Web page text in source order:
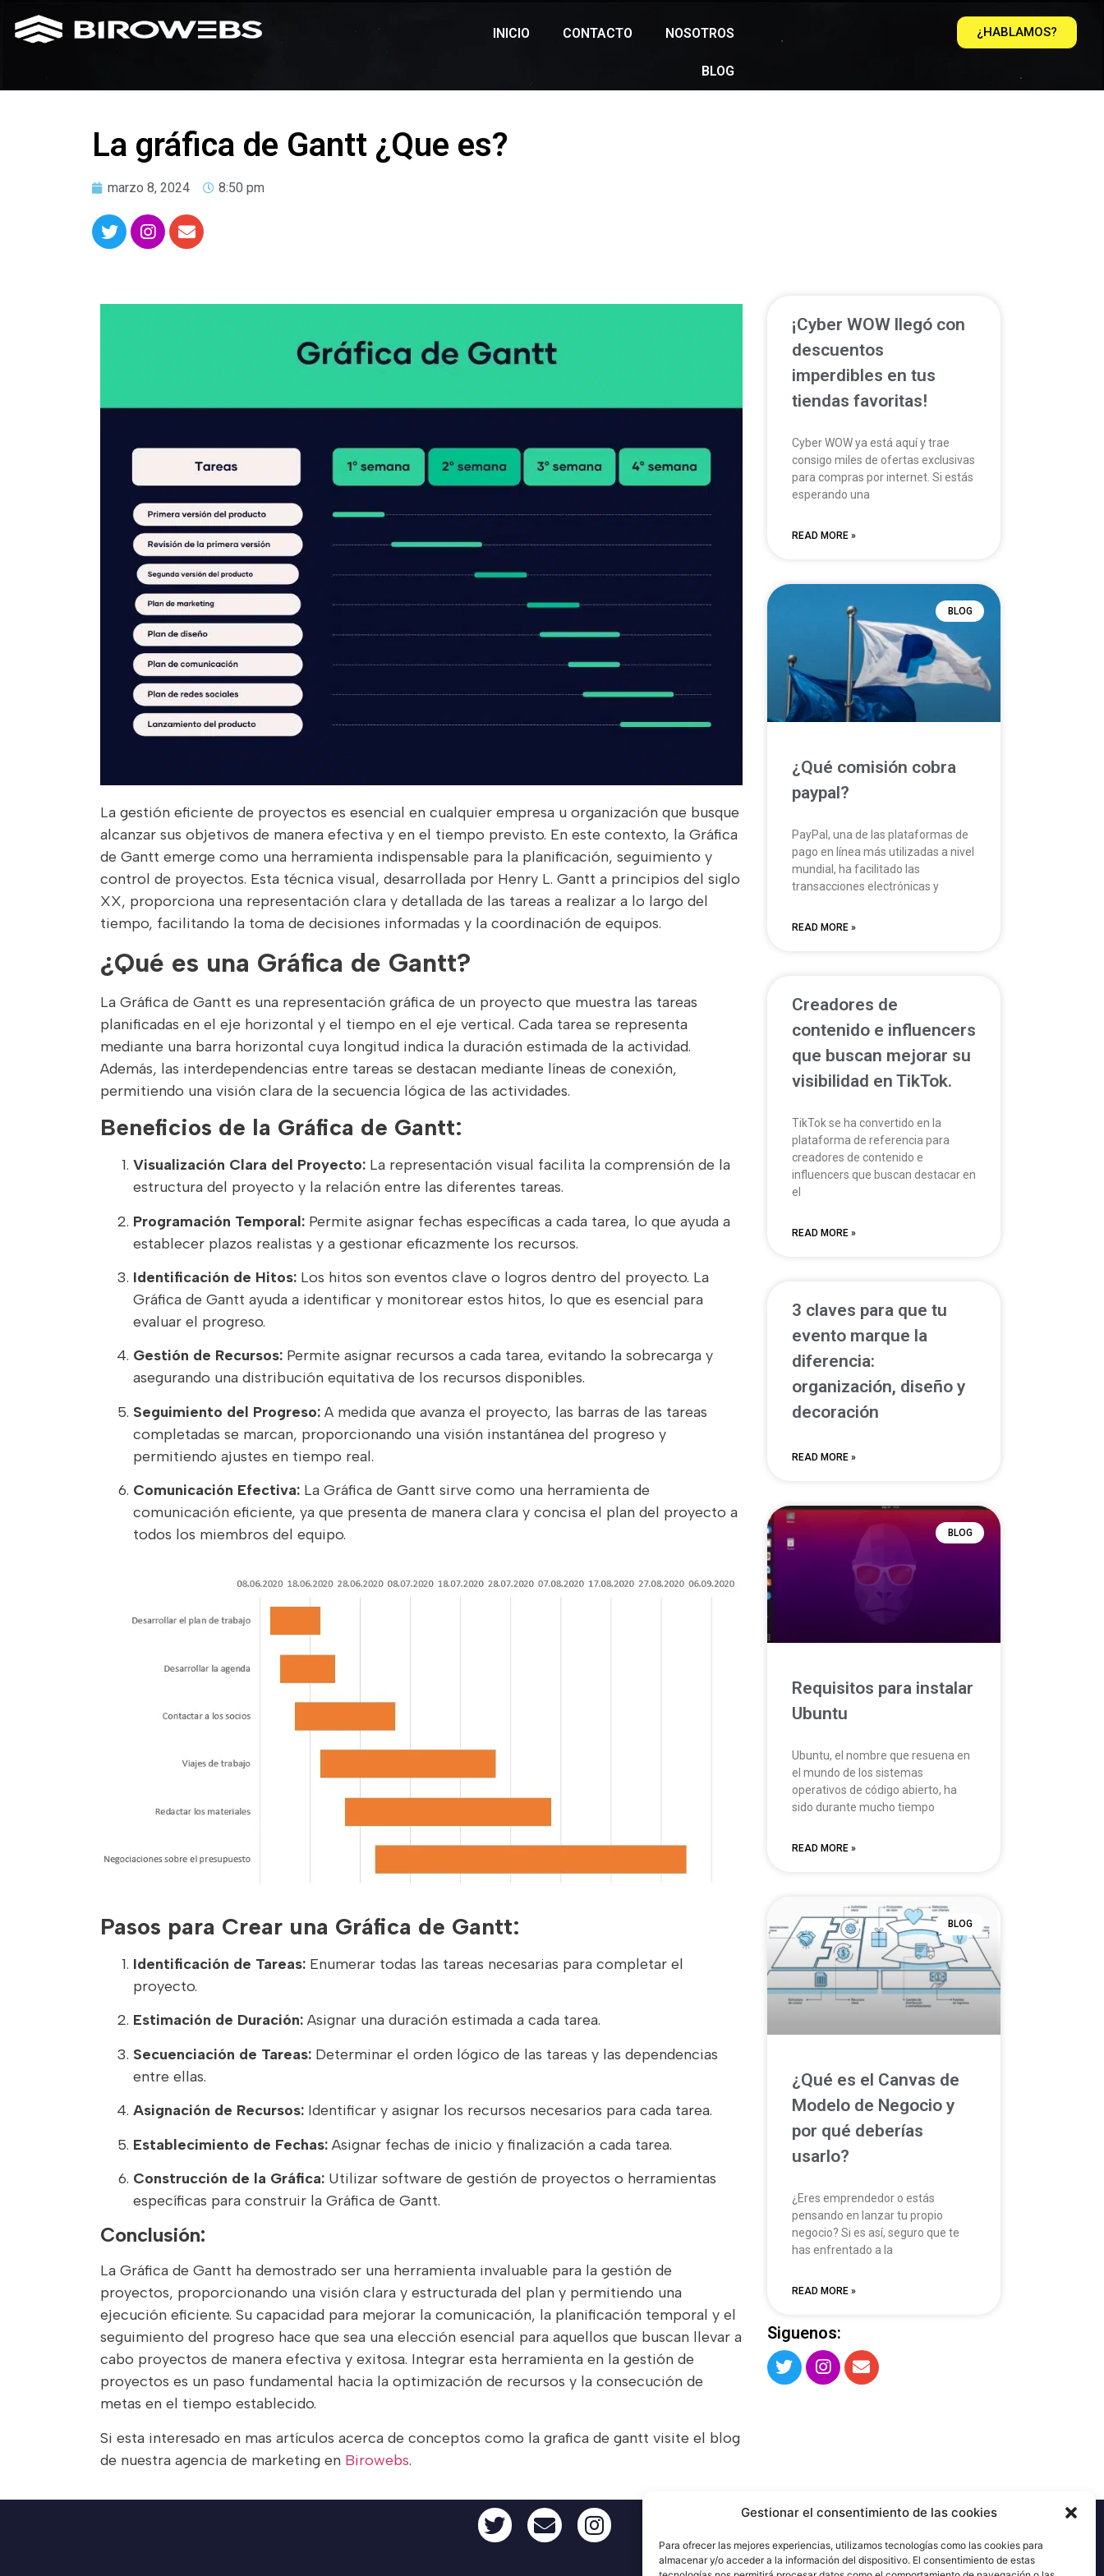
Gestionar el consentimiento de las cookies
Para ofrecer las mejores experiencias, utilizamos tecnologías como las cookies para
almacenar y/o acceder a la información del dispositivo. El consentimiento de estas
INICIO CONTACTO NOSOTROS
BLOG
¿HABLAMOS?
La gráfica de Gantt ¿Que es?
marzo 8, 2024 8:50 pm
La gestión eficiente de proyectos es esencial en cualquier empresa u organización que busque
alcanzar sus objetivos de manera efectiva y en el tiempo previsto. En este contexto, la Gráfica
de Gantt emerge como una herramienta indispensable para la planificación, seguimiento y
control de proyectos. Esta técnica visual, desarrollada por Henry L. Gantt a principios del siglo
XX, proporciona una representación clara y detallada de las tareas a realizar a lo largo del
tiempo, facilitando la toma de decisiones informadas y la coordinación de equipos.
¿Qué es una Gráfica de Gantt?
La Gráfica de Gantt es una representación gráfica de un proyecto que muestra las tareas
planificadas en el eje horizontal y el tiempo en el eje vertical. Cada tarea se representa
mediante una barra horizontal cuya longitud indica la duración estimada de la actividad.
Además, las interdependencias entre tareas se destacan mediante líneas de conexión,
permitiendo una visión clara de la secuencia lógica de las actividades.
Beneficios de la Gráfica de Gantt:
Visualización Clara del Proyecto: La representación visual facilita la comprensión de la
estructura del proyecto y la relación entre las diferentes tareas.
Programación Temporal: Permite asignar fechas específicas a cada tarea, lo que ayuda a
establecer plazos realistas y a gestionar eficazmente los recursos.
Identificación de Hitos: Los hitos son eventos clave o logros dentro del proyecto. La
Gráfica de Gantt ayuda a identificar y monitorear estos hitos, lo que es esencial para
evaluar el progreso.
Gestión de Recursos: Permite asignar recursos a cada tarea, evitando la sobrecarga y
asegurando una distribución equitativa de los recursos disponibles.
Seguimiento del Progreso: A medida que avanza el proyecto, las barras de las tareas
completadas se marcan, proporcionando una visión instantánea del progreso y
permitiendo ajustes en tiempo real.
Comunicación Efectiva: La Gráfica de Gantt sirve como una herramienta de
comunicación eficiente, ya que presenta de manera clara y concisa el plan del proyecto a
todos los miembros del equipo.
Pasos para Crear una Gráfica de Gantt:
Identificación de Tareas: Enumerar todas las tareas necesarias para completar el
proyecto.
Estimación de Duración: Asignar una duración estimada a cada tarea.
Secuenciación de Tareas: Determinar el orden lógico de las tareas y las dependencias
entre ellas.
Asignación de Recursos: Identificar y asignar los recursos necesarios para cada tarea.
Establecimiento de Fechas: Asignar fechas de inicio y finalización a cada tarea.
Construcción de la Gráfica: Utilizar software de gestión de proyectos o herramientas
específicas para construir la Gráfica de Gantt.
Conclusión:
La Gráfica de Gantt ha demostrado ser una herramienta invaluable para la gestión de
proyectos, proporcionando una visión clara y estructurada del plan y permitiendo una
ejecución eficiente. Su capacidad para mejorar la comunicación, la planificación temporal y el
seguimiento del progreso hace que sea una elección esencial para aquellos que buscan llevar a
cabo proyectos de manera efectiva y exitosa. Integrar esta herramienta en la gestión de
proyectos es un paso fundamental hacia la optimización de recursos y la consecución de
metas en el tiempo establecido.
Si esta interesado en mas artículos acerca de conceptos como la grafica de gantt visite el blog
de nuestra agencia de marketing en Birowebs.
¡Cyber WOW llegó con
descuentos
imperdibles en tus
tiendas favoritas!
Cyber WOW ya está aquí y trae
consigo miles de ofertas exclusivas
para compras por internet. Si estás
esperando una
READ MORE »
BLOG
¿Qué comisión cobra
paypal?
PayPal, una de las plataformas de
pago en línea más utilizadas a nivel
mundial, ha facilitado las
transacciones electrónicas y
READ MORE »
Creadores de
contenido e influencers
que buscan mejorar su
visibilidad en TikTok.
TikTok se ha convertido en la
plataforma de referencia para
creadores de contenido e
influencers que buscan destacar en
el
READ MORE »
3 claves para que tu
evento marque la
diferencia:
organización, diseño y
decoración
READ MORE »
BLOG
Requisitos para instalar
Ubuntu
Ubuntu, el nombre que resuena en
el mundo de los sistemas
operativos de código abierto, ha
sido durante mucho tiempo
READ MORE »
BLOG
¿Qué es el Canvas de
Modelo de Negocio y
por qué deberías
usarlo?
¿Eres emprendedor o estás
pensando en lanzar tu propio
negocio? Si es así, seguro que te
has enfrentado a la
READ MORE »
Siguenos: